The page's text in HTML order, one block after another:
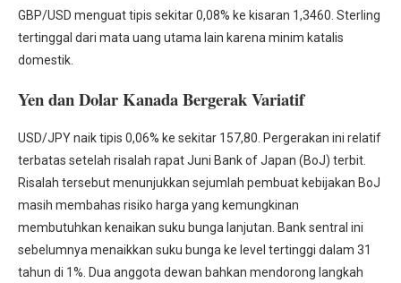
GBP/USD menguat tipis sekitar 0,08% ke kisaran 1,3460. Sterling
tertinggal dari mata uang utama lain karena minim katalis
domestik.
Yen dan Dolar Kanada Bergerak Variatif
USD/JPY naik tipis 0,06% ke sekitar 157,80. Pergerakan ini relatif
terbatas setelah risalah rapat Juni Bank of Japan (BoJ) terbit.
Risalah tersebut menunjukkan sejumlah pembuat kebijakan BoJ
masih membahas risiko harga yang kemungkinan
membutuhkan kenaikan suku bunga lanjutan. Bank sentral ini
sebelumnya menaikkan suku bunga ke level tertinggi dalam 31
tahun di 1%. Dua anggota dewan bahkan mendorong langkah